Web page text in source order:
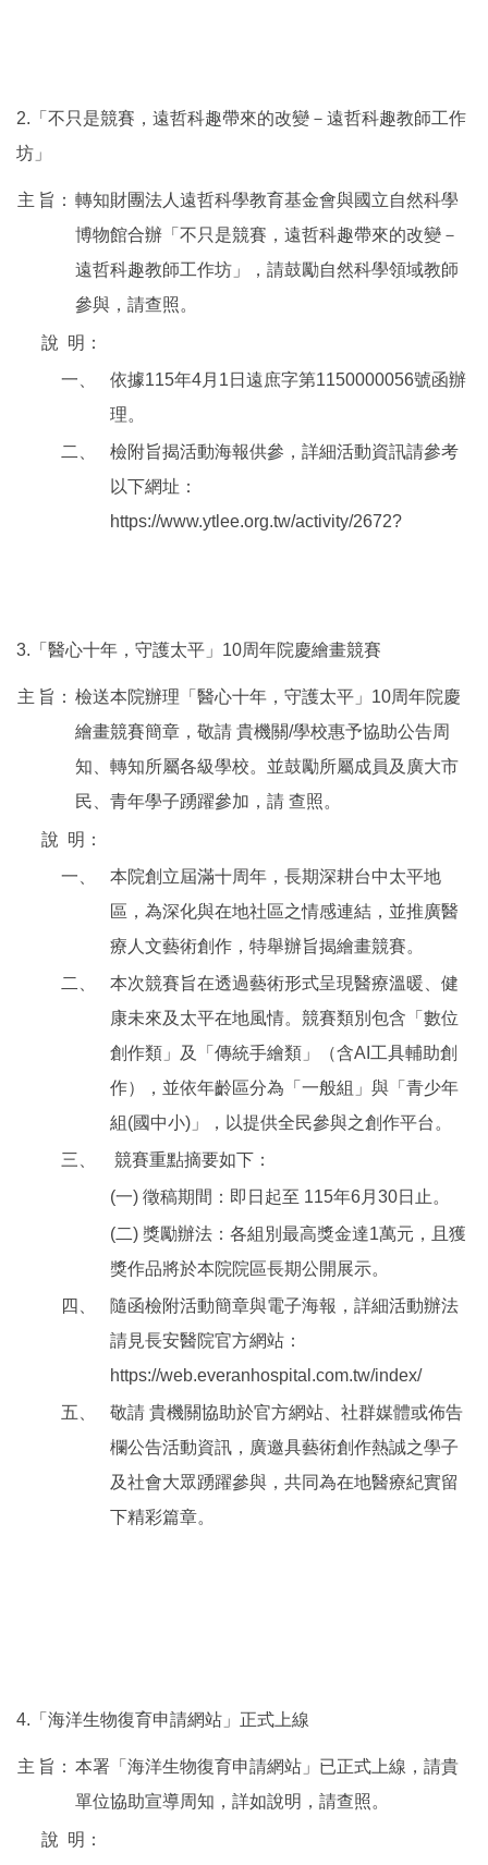
2.「不只是競賽，遠哲科趣帶來的改變－遠哲科趣教師工作
坊」
主 旨： 轉知財團法人遠哲科學教育基金會與國立自然科學
博物館合辦「不只是競賽，遠哲科趣帶來的改變－
遠哲科趣教師工作坊」，請鼓勵自然科學領域教師
參與，請查照。
說 明：
一、
依據115年4月1日遠庶字第1150000056號函辦
理。
二、
檢附旨揭活動海報供參，詳細活動資訊請參考
以下網址：
https://www.ytlee.org.tw/activity/2672?
3.「醫心十年，守護太平」10周年院慶繪畫競賽
主 旨： 檢送本院辦理「醫心十年，守護太平」10周年院慶
繪畫競賽簡章，敬請 貴機關/學校惠予協助公告周
知、轉知所屬各級學校。並鼓勵所屬成員及廣大市
民、青年學子踴躍參加，請 查照。
說 明：
一、
本院創立屆滿十周年，長期深耕台中太平地
區，為深化與在地社區之情感連結，並推廣醫
療人文藝術創作，特舉辦旨揭繪畫競賽。
二、
本次競賽旨在透過藝術形式呈現醫療溫暖、健
康未來及太平在地風情。競賽類別包含「數位
創作類」及「傳統手繪類」（含AI工具輔助創
作），並依年齡區分為「一般組」與「青少年
組(國中小)」，以提供全民參與之創作平台。
三、
競賽重點摘要如下：
(一) 徵稿期間：即日起至 115年6月30日止。
(二) 獎勵辦法：各組別最高獎金達1萬元，且獲
獎作品將於本院院區長期公開展示。
四、
隨函檢附活動簡章與電子海報，詳細活動辦法
請見長安醫院官方網站：
https://web.everanhospital.com.tw/index/
五、
敬請 貴機關協助於官方網站、社群媒體或佈告
欄公告活動資訊，廣邀具藝術創作熱誠之學子
及社會大眾踴躍參與，共同為在地醫療紀實留
下精彩篇章。
4.「海洋生物復育申請網站」正式上線
主 旨： 本署「海洋生物復育申請網站」已正式上線，請貴
單位協助宣導周知，詳如說明，請查照。
說 明：